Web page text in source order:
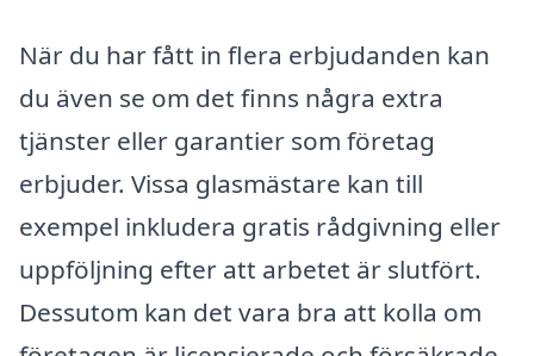
När du har fått in flera erbjudanden kan
du även se om det finns några extra
tjänster eller garantier som företag
erbjuder. Vissa glasmästare kan till
exempel inkludera gratis rådgivning eller
uppföljning efter att arbetet är slutfört.
Dessutom kan det vara bra att kolla om